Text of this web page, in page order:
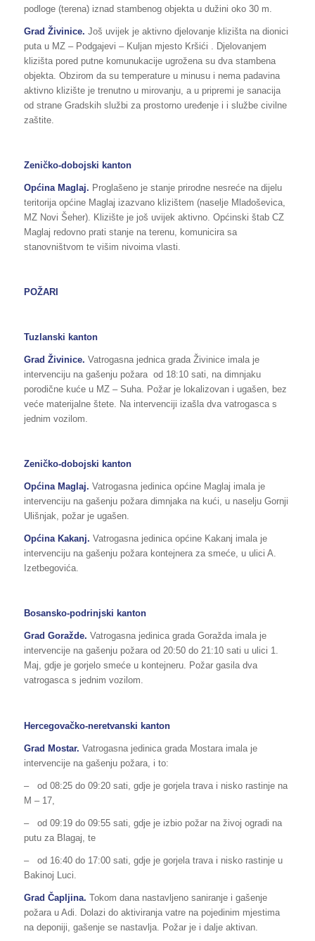
podloge (terena) iznad stambenog objekta u dužini oko 30 m.
Grad Živinice. Još uvijek je aktivno djelovanje klizišta na dionici
puta u MZ – Podgajevi – Kuljan mjesto Kršići . Djelovanjem
klizišta pored putne komunukacije ugrožena su dva stambena
objekta. Obzirom da su temperature u minusu i nema padavina
aktivno klizište je trenutno u mirovanju, a u pripremi je sanacija
od strane Gradskih službi za prostorno uređenje i i službe civilne
zaštite.
Zeničko-dobojski kanton
Općina Maglaj. Proglašeno je stanje prirodne nesreće na dijelu
teritorija općine Maglaj izazvano klizištem (naselje Mladoševica,
MZ Novi Šeher). Klizište je još uvijek aktivno. Općinski štab CZ
Maglaj redovno prati stanje na terenu, komunicira sa
stanovništvom te višim nivoima vlasti.
POŽARI
Tuzlanski kanton
Grad Živinice. Vatrogasna jednica grada Živinice imala je
intervenciju na gašenju požara od 18:10 sati, na dimnjaku
porodične kuće u MZ – Suha. Požar je lokalizovan i ugašen, bez
veće materijalne štete. Na intervenciji izašla dva vatrogasca s
jednim vozilom.
Zeničko-dobojski kanton
Općina Maglaj. Vatrogasna jedinica općine Maglaj imala je
intervenciju na gašenju požara dimnjaka na kući, u naselju Gornji
Ulišnjak, požar je ugašen.
Općina Kakanj. Vatrogasna jedinica općine Kakanj imala je
intervenciju na gašenju požara kontejnera za smeće, u ulici A.
Izetbegovića.
Bosansko-podrinjski kanton
Grad Goražde. Vatrogasna jedinica grada Goražda imala je
intervencije na gašenju požara od 20:50 do 21:10 sati u ulici 1.
Maj, gdje je gorjelo smeće u kontejneru. Požar gasila dva
vatrogasca s jednim vozilom.
Hercegovačko-neretvanski kanton
Grad Mostar. Vatrogasna jedinica grada Mostara imala je
intervencije na gašenju požara, i to:
– od 08:25 do 09:20 sati, gdje je gorjela trava i nisko rastinje na
M – 17,
– od 09:19 do 09:55 sati, gdje je izbio požar na živoj ogradi na
putu za Blagaj, te
– od 16:40 do 17:00 sati, gdje je gorjela trava i nisko rastinje u
Bakinoj Luci.
Grad Čapljina. Tokom dana nastavljeno saniranje i gašenje
požara u Adi. Dolazi do aktiviranja vatre na pojedinim mjestima
na deponiji, gašenje se nastavlja. Požar je i dalje aktivan.